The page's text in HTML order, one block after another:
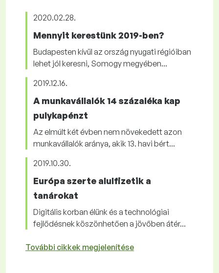
2020.02.28.
Mennyit kerestünk 2019-ben?
Budapesten kívül az ország nyugati régióiban
lehet jól keresni, Somogy megyében...
2019.12.16.
A munkavállalók 14 százaléka kap
pulykapénzt
Az elmúlt két évben nem növekedett azon
munkavállalók aránya, akik 13. havi bért...
2019.10.30.
Európa szerte alulfizetik a
tanárokat
Digitális korban élünk és a technológiai
fejlődésnek köszönhetően a jövőben átér...
További cikkek megjelenítése